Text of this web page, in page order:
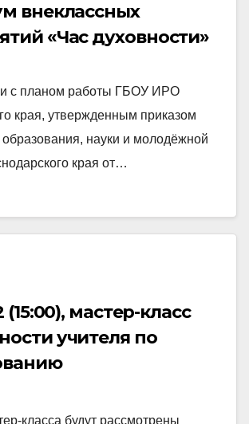
внеклассных
«Час духовности»
с планом работы ГБОУ ИРО
края, утвержденным приказом
образования, науки и молодёжной
края от…
(15:00), мастер-класс
учителя по
грамотности
на уроке физики»
класса будут рассмотрены